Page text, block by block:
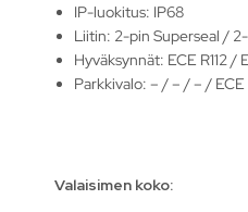
IP-luokitus: IP68
Liitin: 2-pin Superseal /
Hyväksynnät: ECE R112 /
Parkkivalo: – / – / – / ECE
Valaisimen koko: